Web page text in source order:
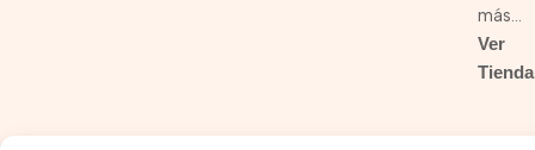
más…
Ver
Tienda